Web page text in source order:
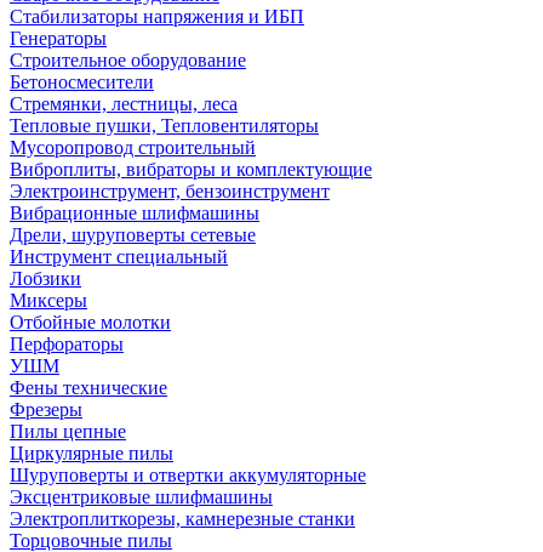
Стабилизаторы напряжения и ИБП
Генераторы
Строительное оборудование
Бетоносмесители
Стремянки, лестницы, леса
Тепловые пушки, Тепловентиляторы
Мусоропровод строительный
Виброплиты, вибраторы и комплектующие
Электроинструмент, бензоинструмент
Вибрационные шлифмашины
Дрели, шуруповерты сетевые
Инструмент специальный
Лобзики
Миксеры
Отбойные молотки
Перфораторы
УШМ
Фены технические
Фрезеры
Пилы цепные
Циркулярные пилы
Шуруповерты и отвертки аккумуляторные
Эксцентриковые шлифмашины
Электроплиткорезы, камнерезные станки
Торцовочные пилы